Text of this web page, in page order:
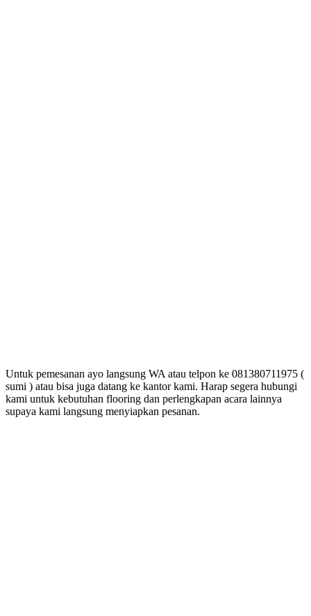
Untuk pemesanan ayo langsung WA atau telpon ke 081380711975 (
sumi ) atau bisa juga datang ke kantor kami. Harap segera hubungi
kami untuk kebutuhan flooring dan perlengkapan acara lainnya
supaya kami langsung menyiapkan pesanan.